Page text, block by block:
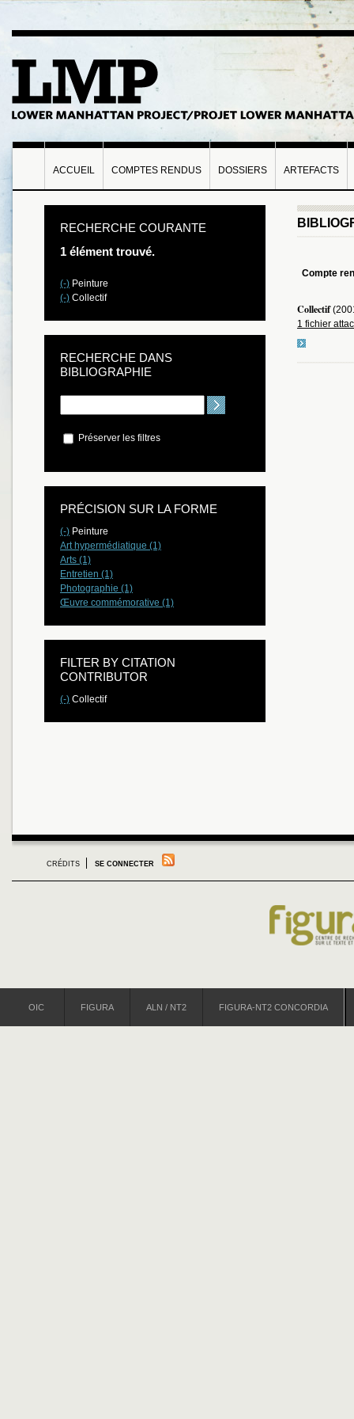
ACCUEIL COMPTES RENDUS DOSSIERS ARTEFACTS
Compte
Collectif
1 fichier
RECHERCHE COURANTE
1 élément trouvé.
(-) Peinture
(-) Collectif
RECHERCHE DANS
BIBLIOGRAPHIE
Préserver les filtres
PRÉCISION SUR LA FORME
(-) Peinture
Art hypermédiatique (1)
Arts (1)
Entretien (1)
Photographie (1)
Œuvre commémorative (1)
FILTER BY CITATION
CONTRIBUTOR
(-) Collectif
CRÉDITS SE CONNECTER
OIC FIGURA ALN / NT2 FIGURA-NT2 CONCORDIA